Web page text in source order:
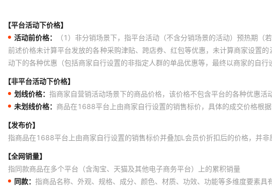
【平台活动下价格】
活动前价格：
（1）非分销场景下，指平台活动（不含分销场景的活动）预热期
前述价格未计算平台发放的各种采购津贴、跨店券、红包等优惠，未计算商家设置
动下的各种优惠（包括商家自行设置的非指定人群的单品优惠等，最终以商家的自
【非平台活动下价格】
划线价格： 指商家自营销活动场景下的商品价格，该价格不包含平台的各种优惠
未划线价格： 商品在1688平台上由商家自行设置的销售标价，具体的成交价格根
【发布价】
指商品在1688平台上由商家自行设置的销售标价并叠加L会员价折扣后的价格，并非
【全网销量】
指同款商品在多个平台（含淘宝、天猫及其他电子商务平台）上的累积销量
同款： 指商品名称、外观、规格、成分、颜色、材质、功效、功能等多维度要素